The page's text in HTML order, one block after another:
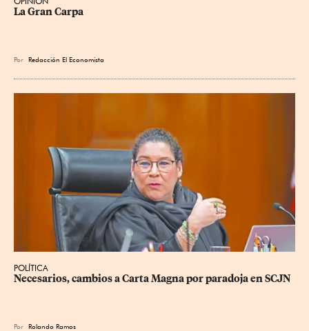
La Gran Carpa
Por Redacción El Economista
POLÍTICA
Necesarios, cambios a Carta Magna por paradoja en SCJN
Por Rolando Ramos